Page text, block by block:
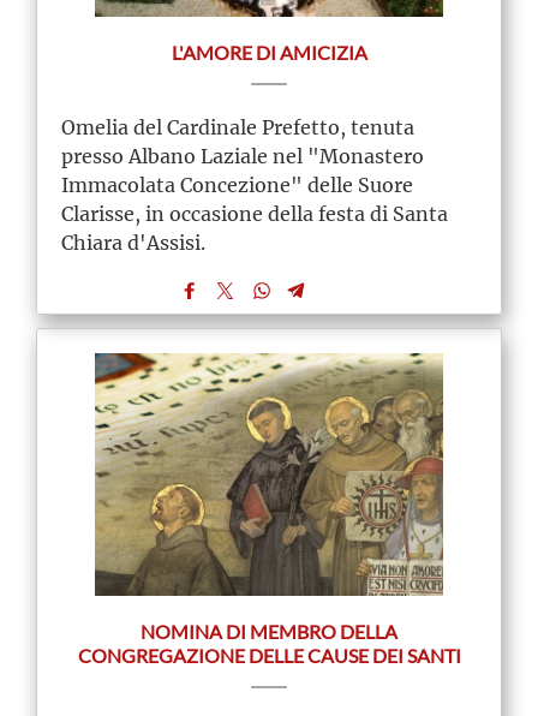
L'AMORE DI AMICIZIA
Omelia del Cardinale Prefetto, tenuta
presso Albano Laziale nel "Monastero
Immacolata Concezione" delle Suore
Clarisse, in occasione della festa di Santa
Chiara d'Assisi.
NOMINA DI MEMBRO DELLA
CONGREGAZIONE DELLE CAUSE DEI SANTI